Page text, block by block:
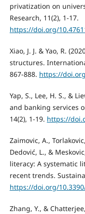
privatization on
Research, 11(2), 1-17.
https://doi.org/
Xiao, J. J. & Yao, R.
structures.
867-888. https://
Yap, S., Lee, H. S., &
and banking services
14(2), 1-19. https://
Zaimovic, A.,
Dedović, L., &
literacy: A systematic
recent trends.
https://doi.org/
Zhang, Y., &